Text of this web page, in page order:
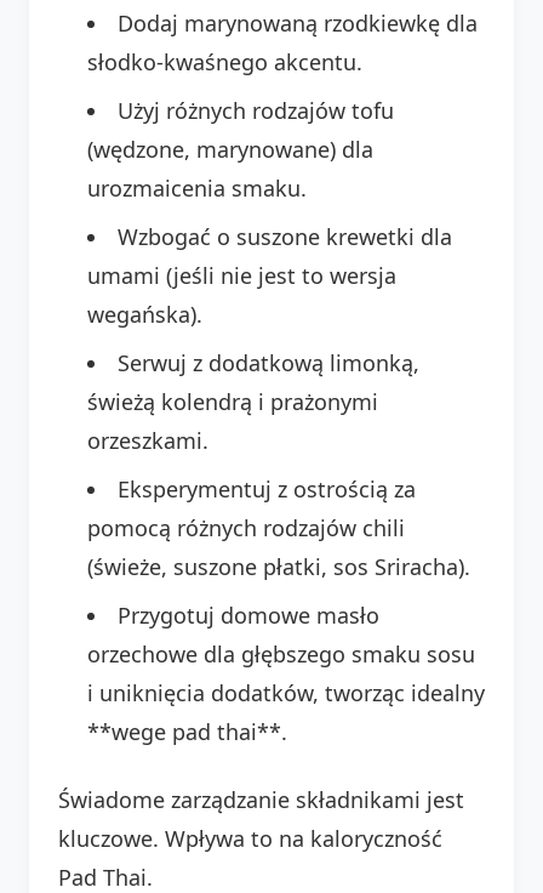
Dodaj marynowaną rzodkiewkę dla
słodko-kwaśnego akcentu.
Użyj różnych rodzajów tofu
(wędzone, marynowane) dla
urozmaicenia smaku.
Wzbogać o suszone krewetki dla
umami (jeśli nie jest to wersja
wegańska).
Serwuj z dodatkową limonką,
świeżą kolendrą i prażonymi
orzeszkami.
Eksperymentuj z ostrością za
pomocą różnych rodzajów chili
(świeże, suszone płatki, sos Sriracha).
Przygotuj domowe masło
orzechowe dla głębszego smaku sosu
i uniknięcia dodatków, tworząc idealny
**wege pad thai**.
Świadome zarządzanie składnikami jest
kluczowe. Wpływa to na kaloryczność
Pad Thai.